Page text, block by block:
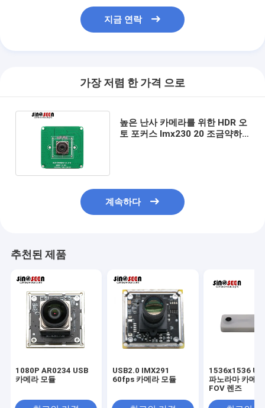
지금 연락
가장 저렴 한 가격 으로
높은 난사 카메라를 위한 HDR 오
토 포커스 Imx230 20 조금약하
계속하다
추천된 제품
1080P AR0234 USB
카메라 모듈
USB2.0 IMX291
60fps 카메라 모듈
1536x1536
파노라마 카메
FOV 렌즈